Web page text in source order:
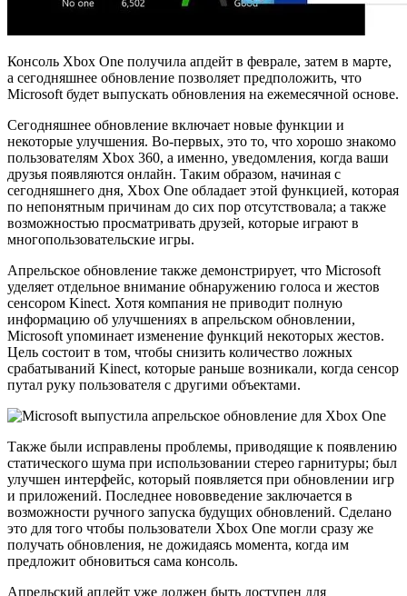
Консоль Xbox One получила апдейт в феврале, затем в марте,
а сегодняшнее обновление позволяет предположить, что
Microsoft будет выпускать обновления на ежемесячной основе.
Сегодняшнее обновление включает новые функции и
некоторые улучшения. Во-первых, это то, что хорошо знакомо
пользователям Xbox 360, а именно, уведомления, когда ваши
друзья появляются онлайн. Таким образом, начиная с
сегодняшнего дня, Xbox One обладает этой функцией, которая
по непонятным причинам до сих пор отсутствовала; а также
возможностью просматривать друзей, которые играют в
многопользовательские игры.
Апрельское обновление также демонстрирует, что Microsoft
уделяет отдельное внимание обнаружению голоса и жестов
сенсором Kinect. Хотя компания не приводит полную
информацию об улучшениях в апрельском обновлении,
Microsoft упоминает изменение функций некоторых жестов.
Цель состоит в том, чтобы снизить количество ложных
срабатываний Kinect, которые раньше возникали, когда сенсор
путал руку пользователя с другими объектами.
Также были исправлены проблемы, приводящие к появлению
статического шума при использовании стерео гарнитуры; был
улучшен интерфейс, который появляется при обновлении игр
и приложений. Последнее нововведение заключается в
возможности ручного запуска будущих обновлений. Сделано
это для того чтобы пользователи Xbox One могли сразу же
получать обновления, не дожидаясь момента, когда им
предложит обновиться сама консоль.
Апрельский апдейт уже должен быть доступен для